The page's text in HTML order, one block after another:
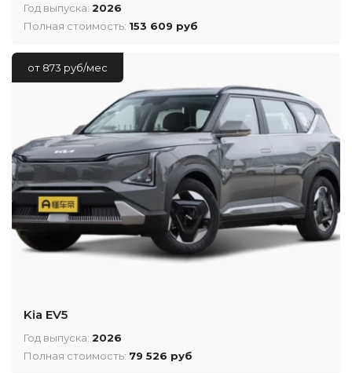
Год выпуска: 2026
Полная стоимость: 153 609 руб
от 873 руб/мес
Kia EV5
Год выпуска: 2026
Полная стоимость: 79 526 руб